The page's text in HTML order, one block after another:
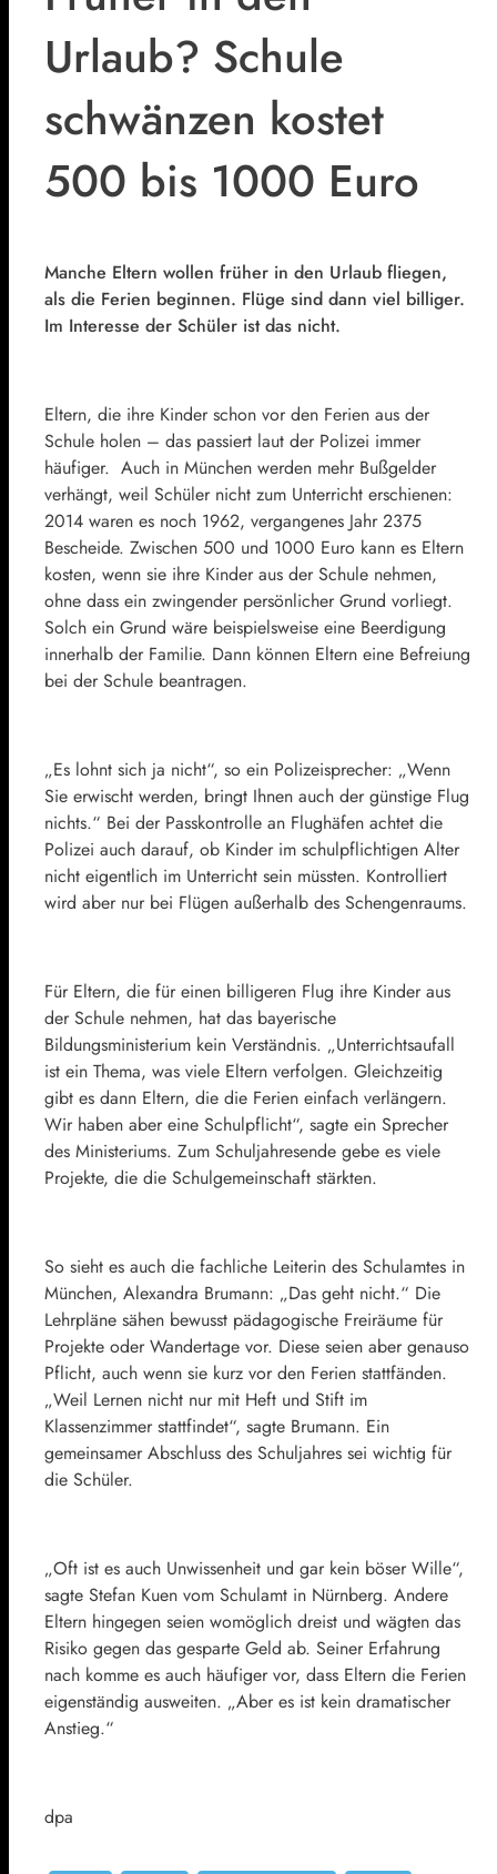
Urlaub? Schule
schwänzen kostet
500 bis 1000 Euro
Manche Eltern wollen früher in den Urlaub fliegen,
als die Ferien beginnen. Flüge sind dann viel billiger.
Im Interesse der Schüler ist das nicht.
Eltern, die ihre Kinder schon vor den Ferien aus der
Schule holen – das passiert laut der Polizei immer
häufiger. Auch in München werden mehr Bußgelder
verhängt, weil Schüler nicht zum Unterricht erschienen:
2014 waren es noch 1962, vergangenes Jahr 2375
Bescheide. Zwischen 500 und 1000 Euro kann es Eltern
kosten, wenn sie ihre Kinder aus der Schule nehmen,
ohne dass ein zwingender persönlicher Grund vorliegt.
Solch ein Grund wäre beispielsweise eine Beerdigung
innerhalb der Familie. Dann können Eltern eine Befreiung
bei der Schule beantragen.
„Es lohnt sich ja nicht“, so ein Polizeisprecher: „Wenn
Sie erwischt werden, bringt Ihnen auch der günstige Flug
nichts.“ Bei der Passkontrolle an Flughäfen achtet die
Polizei auch darauf, ob Kinder im schulpflichtigen Alter
nicht eigentlich im Unterricht sein müssten. Kontrolliert
wird aber nur bei Flügen außerhalb des Schengenraums.
Für Eltern, die für einen billigeren Flug ihre Kinder aus
der Schule nehmen, hat das bayerische
Bildungsministerium kein Verständnis. „Unterrichtsaufall
ist ein Thema, was viele Eltern verfolgen. Gleichzeitig
gibt es dann Eltern, die die Ferien einfach verlängern.
Wir haben aber eine Schulpflicht“, sagte ein Sprecher
des Ministeriums. Zum Schuljahresende gebe es viele
Projekte, die die Schulgemeinschaft stärkten.
So sieht es auch die fachliche Leiterin des Schulamtes in
München, Alexandra Brumann: „Das geht nicht.“ Die
Lehrpläne sähen bewusst pädagogische Freiräume für
Projekte oder Wandertage vor. Diese seien aber genauso
Pflicht, auch wenn sie kurz vor den Ferien stattfänden.
„Weil Lernen nicht nur mit Heft und Stift im
Klassenzimmer stattfindet“, sagte Brumann. Ein
gemeinsamer Abschluss des Schuljahres sei wichtig für
die Schüler.
„Oft ist es auch Unwissenheit und gar kein böser Wille“,
sagte Stefan Kuen vom Schulamt in Nürnberg. Andere
Eltern hingegen seien womöglich dreist und wägten das
Risiko gegen das gesparte Geld ab. Seiner Erfahrung
nach komme es auch häufiger vor, dass Eltern die Ferien
eigenständig ausweiten. „Aber es ist kein dramatischer
Anstieg.“
dpa